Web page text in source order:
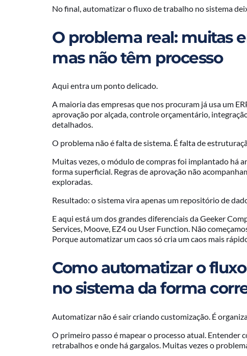
No final, automatizar o fluxo de trabalho no sistema
O problema real: muitas
mas não têm processo
Aqui entra um ponto delicado.
A maioria das empresas que nos procuram já usa um
aprovação por alçada, controle orçamentário,
detalhados.
O problema não é falta de sistema. É falta de
Muitas vezes, o módulo de compras foi implantado há
forma superficial. Regras de aprovação não
exploradas.
Resultado: o sistema vira apenas um repositório de
E aqui está um dos grandes diferenciais da Geeker
Services, Moove, EZ4 ou User Function. Não
Porque automatizar um caos só cria um caos mais
Como automatizar o
no sistema da forma
Automatizar não é sair criando customização. É
O primeiro passo é mapear o processo atual. Entender
retrabalhos e onde há gargalos. Muitas vezes o